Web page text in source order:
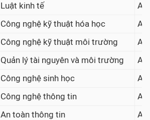
Luật kinh tế
Công nghệ kỹ thuật hóa học
Công nghệ kỹ thuật môi trường
Quản lý tài nguyên và môi trường
Công nghệ sinh học
Công nghệ thông tin
An toàn thông tin